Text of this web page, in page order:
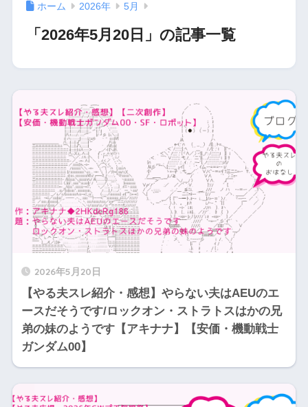
ホーム 2026年 5月
「2026年5月20日」の記事一覧
2026年5月20日
【やる夫スレ紹介・感想】やらない夫はAEUのエ
ースだそうです/ロックオン・ストラトスはかの兄
弟の妹のようです【アキナナ】【安価・機動戦士
ガンダム00】